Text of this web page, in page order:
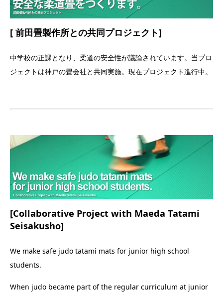
[ 前田畳製作所との共同プロジェクト]
中学校の正課となり、柔道の安全性が議論されています。当プロ
ジェクトは神戸の畳会社と共同実施。現在プロジェクト進行中。
[Collaborative Project with Maeda Tatami
Seisakusho]
We make safe judo tatami mats for junior high school
students.
When judo became part of the regular curriculum at junior